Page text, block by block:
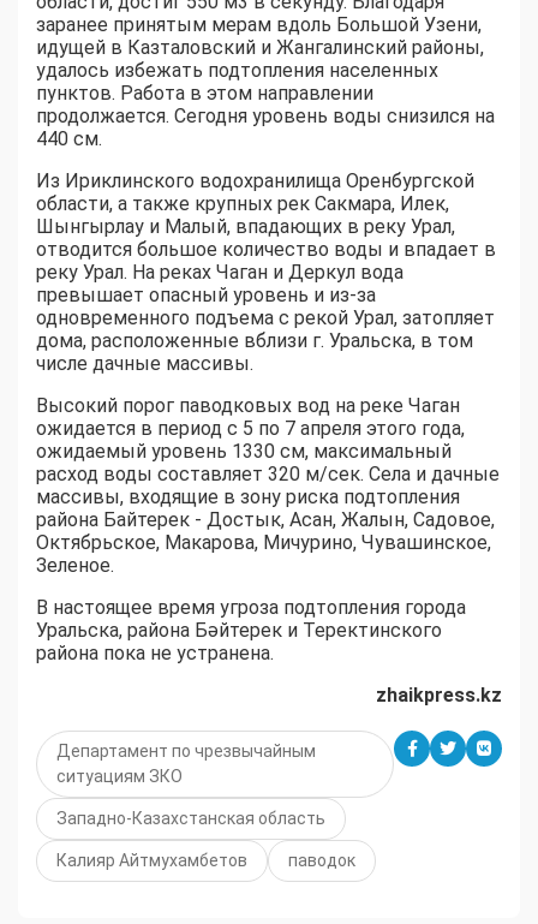
заранее принятым мерам вдоль Большой Узени,
идущей в Казталовский и Жангалинский районы,
удалось избежать подтопления населенных
пунктов. Работа в этом направлении
продолжается. Сегодня уровень воды снизился на
440 см.
Из Ириклинского водохранилища Оренбургской
области, а также крупных рек Сакмара, Илек,
Шынгырлау и Малый, впадающих в реку Урал,
отводится большое количество воды и впадает в
реку Урал. На реках Чаган и Деркул вода
превышает опасный уровень и из-за
одновременного подъема с рекой Урал, затопляет
дома, расположенные вблизи г. Уральска, в том
числе дачные массивы.
Высокий порог паводковых вод на реке Чаган
ожидается в период с 5 по 7 апреля этого года,
ожидаемый уровень 1330 см, максимальный
расход воды составляет 320 м/сек. Села и дачные
массивы, входящие в зону риска подтопления
района Байтерек - Достык, Асан, Жалын, Садовое,
Октябрьское, Макарова, Мичурино, Чувашинское,
Зеленое.
В настоящее время угроза подтопления города
Уральска, района Бәйтерек и Теректинского
района пока не устранена.
zhaikpress.kz
Департамент по чрезвычайным
ситуациям ЗКО
Западно-Казахстанская область
Калияр Айтмухамбетов паводок